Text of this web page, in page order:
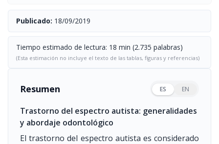
Publicado: 18/09/2019
Tiempo estimado de lectura: 18 min (2.735 palabras)
(Esta estimación no incluye el texto de las tablas, figuras y referencias)
Resumen ES EN
Trastorno del espectro autista: generalidades
y abordaje odontológico
El trastorno del espectro autista es considerado